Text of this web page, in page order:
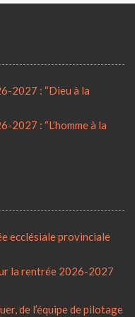
2027 : “Dieu à la
2027 : “L’homme à la
ecclésiale provinciale
la rentrée 2026-2027
de l’équipe de pilotage